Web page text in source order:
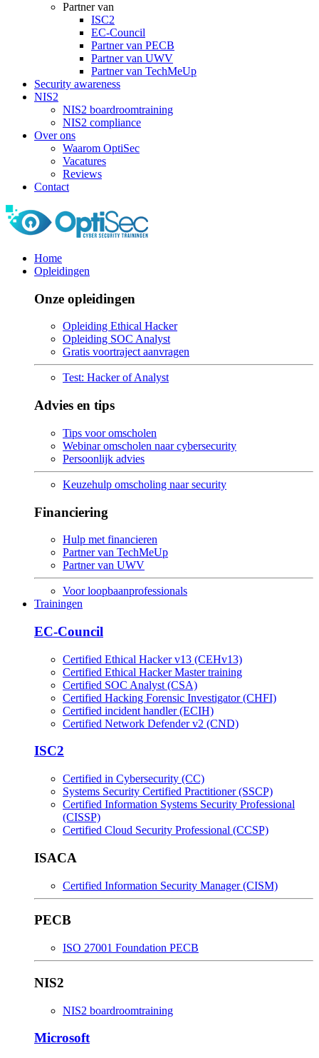
Partner van
ISC2
EC-Council
Partner van PECB
Partner van UWV
Partner van TechMeUp
Security awareness
NIS2
NIS2 boardroomtraining
NIS2 compliance
Over ons
Waarom OptiSec
Vacatures
Reviews
Contact
Home
Opleidingen
Onze opleidingen
Opleiding Ethical Hacker
Opleiding SOC Analyst
Gratis voortraject aanvragen
Test: Hacker of Analyst
Advies en tips
Tips voor omscholen
Webinar omscholen naar cybersecurity
Persoonlijk advies
Keuzehulp omscholing naar security
Financiering
Hulp met financieren
Partner van TechMeUp
Partner van UWV
Voor loopbaanprofessionals
Trainingen
EC-Council
Certified Ethical Hacker v13 (CEHv13)
Certified Ethical Hacker Master training
Certified SOC Analyst (CSA)
Certified Hacking Forensic Investigator (CHFI)
Certified incident handler (ECIH)
Certified Network Defender v2 (CND)
ISC2
Certified in Cybersecurity (CC)
Systems Security Certified Practitioner (SSCP)
Certified Information Systems Security Professional
(CISSP)
Certified Cloud Security Professional (CCSP)
ISACA
Certified Information Security Manager (CISM)
PECB
ISO 27001 Foundation PECB
NIS2
NIS2 boardroomtraining
Microsoft